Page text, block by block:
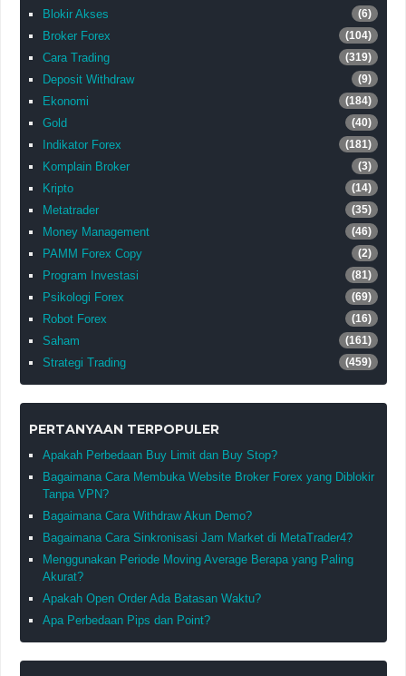
Blokir Akses (6)
Broker Forex (104)
Cara Trading (319)
Deposit Withdraw (9)
Ekonomi (184)
Gold (40)
Indikator Forex (181)
Komplain Broker (3)
Kripto (14)
Metatrader (35)
Money Management (46)
PAMM Forex Copy (2)
Program Investasi (81)
Psikologi Forex (69)
Robot Forex (16)
Saham (161)
Strategi Trading (459)
PERTANYAAN TERPOPULER
Apakah Perbedaan Buy Limit dan Buy Stop?
Bagaimana Cara Membuka Website Broker Forex yang Diblokir
Tanpa VPN?
Bagaimana Cara Withdraw Akun Demo?
Bagaimana Cara Sinkronisasi Jam Market di MetaTrader4?
Menggunakan Periode Moving Average Berapa yang Paling
Akurat?
Apakah Open Order Ada Batasan Waktu?
Apa Perbedaan Pips dan Point?